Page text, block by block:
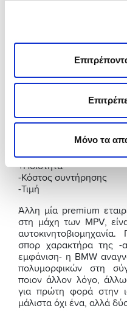
Μόνο τα
Στην αγορά των
15.700€στηFacelift
Δες Ελεγμένα
6. BMW
(2014-
+Εσωτερικό
+Ποιότητα
-Κόστος συντήρησης
-Τιμή
Άλλη μία premium
στη μάχη των MPV,
σπορ χαρακτήρα της -
εμφάνιση- η BMW
πολυμορφικών στη
ποιον άλλον λόγο,
για πρώτη φορά στην
μάλιστα όχι ένα, αλλά